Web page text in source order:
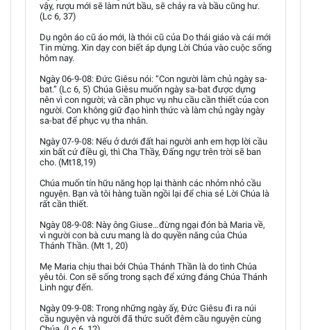
vậy, rượu mới sẽ làm nứt bầu, sẽ chảy ra và bầu cũng hư.
(Lc 6, 37)
Dụ ngôn áo cũ áo mới, là thói cũ của Do thái giáo và cái mới
Tin mừng. Xin dạy con biết áp dụng Lời Chúa vào cuộc sống
hôm nay.
Ngày 06-9-08: Đức Giêsu nói: “Con người làm chủ ngày sa-
bat.” (Lc 6, 5) Chúa Giêsu muốn ngày sa-bat được dựng
nên vì con người; và cần phục vụ nhu cầu cần thiết của con
người. Con không giữ đạo hình thức và làm chủ ngày ngày
sa-bat để phục vụ tha nhân.
Ngày 07-9-08: Nếu ở dưới đất hai người anh em hợp lời cầu
xin bất cứ điều gì, thì Cha Thầy, Đấng ngự trên trời sẽ ban
cho. (Mt18,19)
Chúa muốn tín hữu năng họp lại thành các nhỏm nhỏ cầu
nguyện. Bạn và tôi hàng tuần ngồi lại để chia sẻ Lời Chúa là
rất cần thiết.
Ngày 08-9-08: Này ông Giuse…đừng ngại đón bà Maria về,
vì người con bà cưu mang là do quyền năng của Chúa
Thánh Thần. (Mt 1, 20)
Mẹ Maria chịu thai bởi Chúa Thánh Thần là do tình Chúa
yêu tôi. Con sẽ sống trong sạch để xứng đáng Chúa Thánh
Linh ngự đến.
Ngày 09-9-08: Trong những ngày ấy, Đức Giêsu đi ra núi
cầu nguyện và người đã thức suốt đêm cầu nguyện cùng